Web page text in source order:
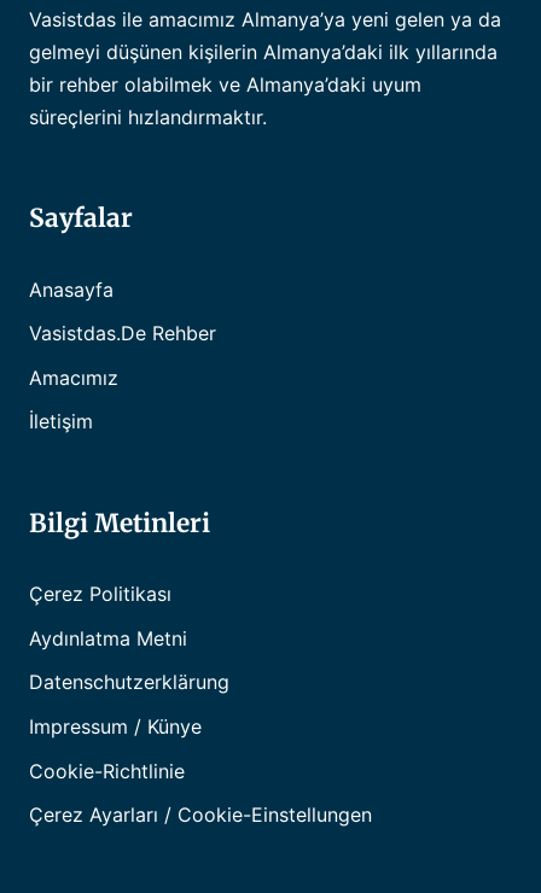
Vasistdas ile amacımız Almanya’ya yeni gelen ya da
gelmeyi düşünen kişilerin Almanya’daki ilk yıllarında
bir rehber olabilmek ve Almanya’daki uyum
süreçlerini hızlandırmaktır.
Sayfalar
Anasayfa
Vasistdas.de Rehber
Amacımız
İletişim
Bilgi Metinleri
Çerez Politikası
Aydınlatma Metni
Datenschutzerklärung
Impressum / Künye
Cookie-Richtlinie
Çerez Ayarları / Cookie-Einstellungen